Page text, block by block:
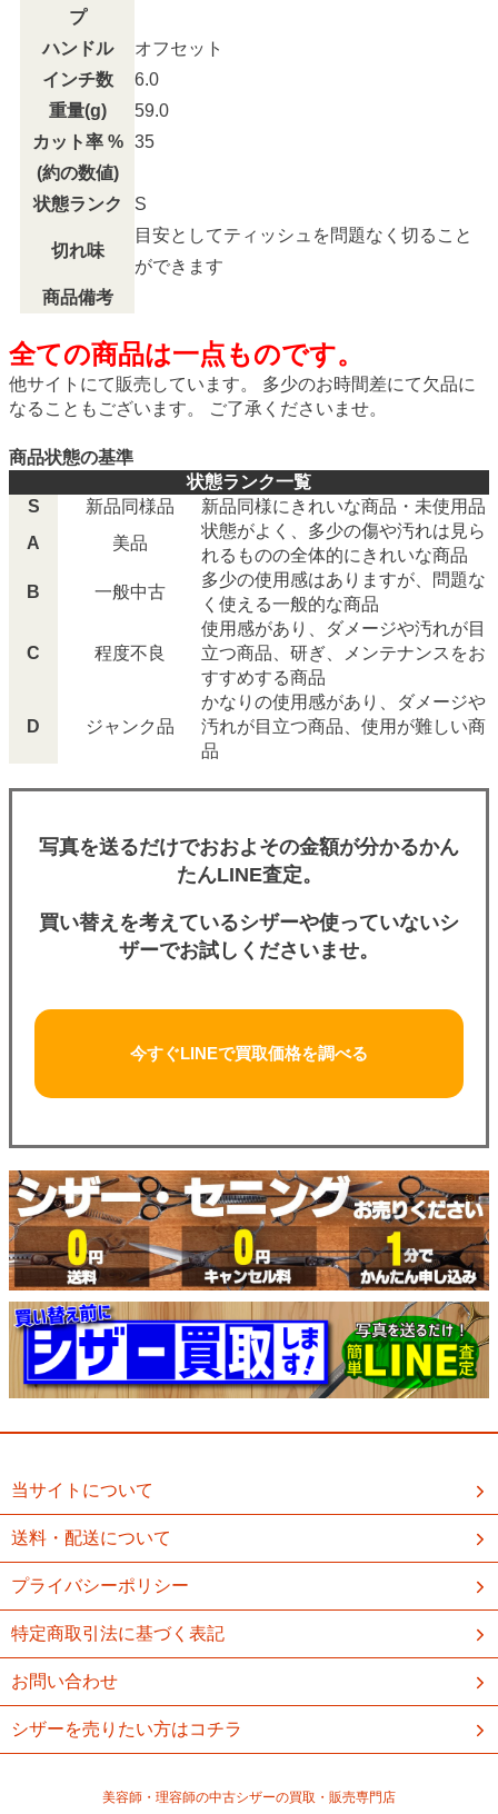
プ
ハンドル
オフセット
インチ数
6.0
重量(g)
59.0
カット率 %
(約の数値)
35
状態ランク S
切れ味
目安としてティッシュを問題なく切ること
ができます
商品備考
全ての商品は一点ものです。
他サイトにて販売しています。 多少のお時間差にて欠品に
なることもございます。 ご了承くださいませ。
商品状態の基準
状態ランク一覧
S
新品同様品
新品同様にきれいな商品・未使用品
A
美品
状態がよく、多少の傷や汚れは見ら
れるものの全体的にきれいな商品
B
一般中古
多少の使用感はありますが、問題な
く使える一般的な商品
C 程度不良
使用感があり、ダメージや汚れが目
立つ商品、研ぎ、メンテナンスをお
すすめする商品
D ジャンク品
かなりの使用感があり、ダメージや
汚れが目立つ商品、使用が難しい商
品
写真を送るだけでおおよその金額が分かるかん
たんLINE査定。
買い替えを考えているシザーや使っていないシ
ザーでお試しくださいませ。
今すぐLINEで買取価格を調べる
当サイトについて
送料・配送について
プライバシーポリシー
特定商取引法に基づく表記
お問い合わせ
シザーを売りたい方はコチラ
美容師・理容師の中古シザーの買取・販売専門店